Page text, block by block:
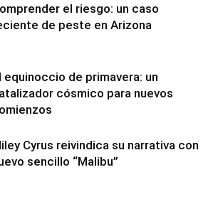
el riesgo: un caso
de peste en Arizona
equinoccio de primavera: un
cósmico para nuevos
Cyrus reivindica su narrativa con
sencillo “Malibu”